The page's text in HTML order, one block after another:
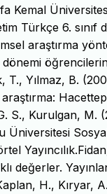
Kemal
Türkçe 6. sınıf
araştırma
T., Yılmaz, B.
araştırma:
S., Kurulgan,
Üniversitesi
değerler.
H., Kıryar,